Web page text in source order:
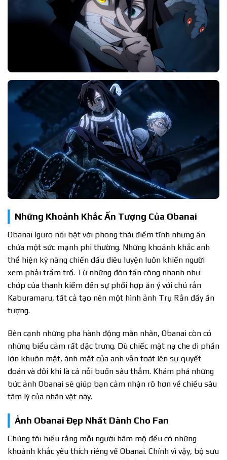
Những Khoảnh Khắc Ấn Tượng Của Obanai
Obanai Iguro nổi bật với phong thái điềm tĩnh nhưng ẩn
chứa một sức mạnh phi thường. Những khoảnh khắc anh
thể hiện kỹ năng chiến đấu điêu luyện luôn khiến người
xem phải trầm trồ. Từ những đòn tấn công nhanh như
chớp của thanh kiếm đến sự phối hợp ăn ý với chú rắn
Kaburamaru, tất cả tạo nên một hình ảnh Trụ Rắn đầy ấn
tượng.
Bên cạnh những pha hành động mãn nhãn, Obanai còn có
những biểu cảm rất đặc trưng. Dù chiếc mặt nạ che đi phần
lớn khuôn mặt, ánh mắt của anh vẫn toát lên sự quyết
đoán và đôi khi là cả nỗi buồn sâu thẳm. Khám phá những
bức ảnh Obanai sẽ giúp bạn cảm nhận rõ hơn về chiều sâu
tâm lý của nhân vật này.
Ảnh Obanai Đẹp Nhất Dành Cho Fan
Chúng tôi hiểu rằng mỗi người hâm mộ đều có những
khoảnh khắc yêu thích riêng về Obanai. Chính vì vậy, bộ sưu